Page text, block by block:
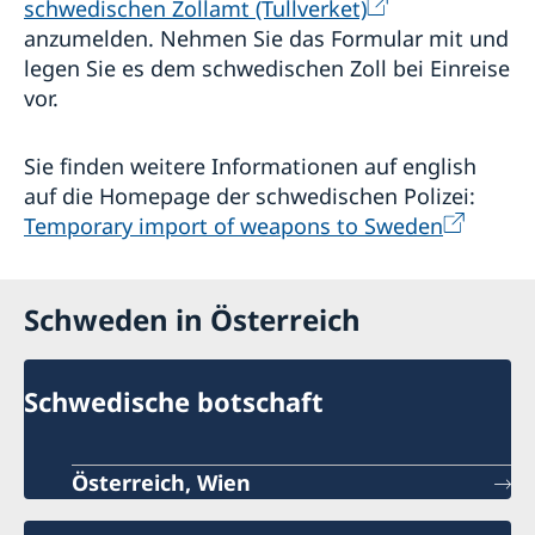
schwedischen Zollamt (Tullverket)
anzumelden. Nehmen Sie das Formular mit und
legen Sie es dem schwedischen Zoll bei Einreise
vor.
Sie finden weitere Informationen auf english
auf die Homepage der schwedischen Polizei:
Temporary import of weapons to Sweden
Schweden in Österreich
Schwedische botschaft
Österreich, Wien